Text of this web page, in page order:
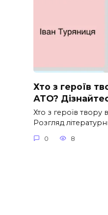
Хто з героїв
АТО?
Хто з героїв твору
Розгляд
0 8